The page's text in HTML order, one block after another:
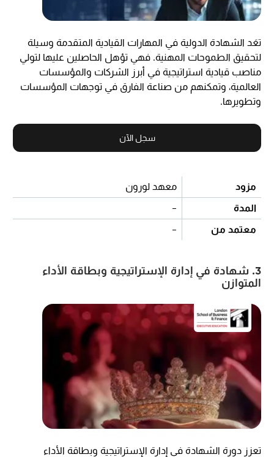
تعَد الشهادة الدولية في المهارات القيادية المتقدمة وسيلة
لتحقيق الطموحات المهنية. فهي تؤهل الحاصلين عليها لتولي
مناصب قيادية استراتيجية في أبرز الشركات والمؤسسات
العالمية، وتمكنهم من صناعة الفارق في توجهات المؤسسات
وتطويرها.
سجل الآن
مزود
معهد لورون
المدة
-
معتمد من
-
3. شهادة في إدارة الإستراتيجية وبطاقة الأداء
المتوازن
تعزز دورة الشهادة في إدارة الإستراتيجية وبطاقة الأداء